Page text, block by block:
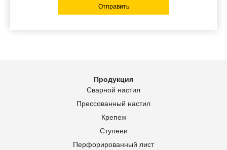
Отправить
Продукция
Сварной настил
Прессованный настил
Крепеж
Ступени
Перфорированный лист